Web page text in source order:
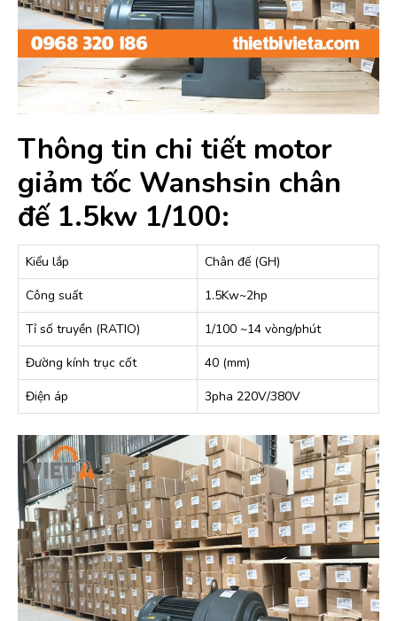
Thông tin chi tiết motor
giảm tốc Wanshsin chân
đế 1.5kw 1/100:
Kiểu lắp
Chân đế (GH)
Công suất
1.5Kw~2hp
Tỉ số truyền (RATIO)
1/100 ~14 vòng/phút
Đường kính trục cốt
40 (mm)
Điện áp
3pha 220V/380V